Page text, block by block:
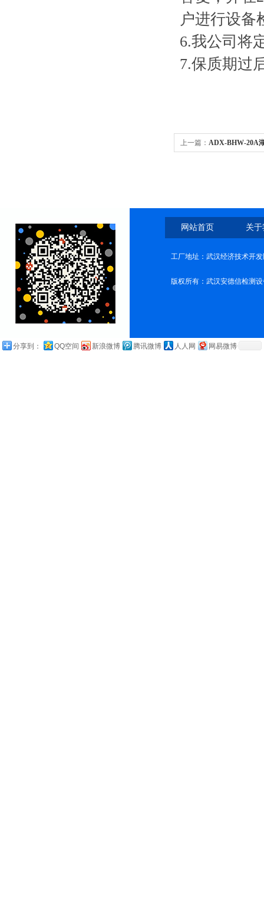
户进行设备
6.我公司将
7.保质期过
上一篇： ADX-BHW-20A
网站首页 关
工厂地址：武汉经济技术开
版权所有：武汉安德信检测
分享到： QQ空间 新浪微博 腾讯微博 人人网 网易微博